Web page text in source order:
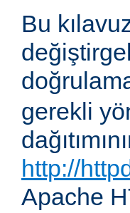
Bu
gerekli
http://
Apache